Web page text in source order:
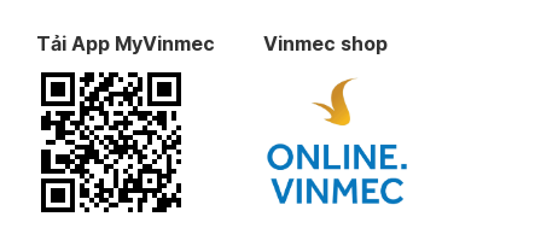
Tải App MyVinmec Vinmec shop